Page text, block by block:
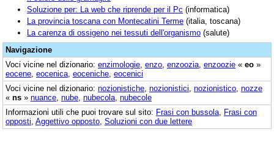
Soluzione per: La web che riprende per il Pc (informatica)
La provincia toscana con Montecatini Terme (italia, toscana)
La carenza di ossigeno nei tessuti dell'organismo (salute)
Navigazione
Voci vicine nel dizionario: enzimologie enzo enzoozia enzoozie « eo »
eocene eocenica eoceniche eocenici
Voci vicine nel dizionario: nozionistiche nozionistici nozionistico nozze
« ns » nuance nube nubecola nubecole
Informazioni utili che puoi trovare sul sito: Frasi con bussola Frasi con
opposti Aggettivo opposto Soluzioni con due lettere